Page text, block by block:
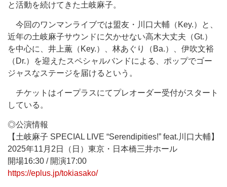
と活動を続けてきた土岐麻子。
今回のワンマンライブでは盟友・川口大輔（Key.）と、
近年の土岐麻子サウンドに欠かせない高木大丈夫（Gt.）
を中心に、井上薫（Key.）、林あぐり（Ba.）、伊吹文裕
（Dr.）を迎えたスペシャルバンドによる、ポップでゴー
ジャスなステージを届けるという。
チケットはイープラスにてプレオーダー受付がスタート
している。
◎公演情報
【土岐麻子 SPECIAL LIVE “Serendipities!” feat.川口大輔】
2025年11月2日（日）東京・日本橋三井ホール
開場16:30 / 開演17:00
https://eplus.jp/tokiasako/